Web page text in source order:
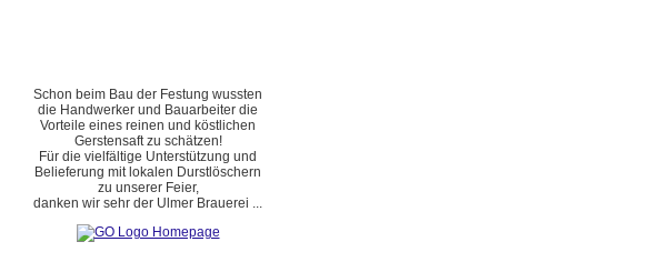
Schon beim Bau der Festung wussten
die Handwerker und Bauarbeiter die
Vorteile eines reinen und köstlichen
Gerstensaft zu schätzen!
Für die vielfältige Unterstützung und
Belieferung mit lokalen Durstlöschern
zu unserer Feier,
danken wir sehr der Ulmer Brauerei ...